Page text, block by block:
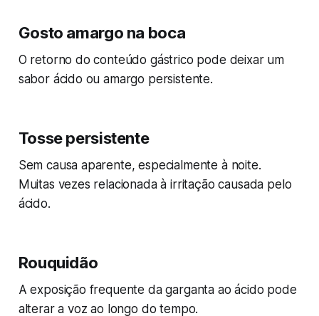
Gosto amargo na boca
O retorno do conteúdo gástrico pode deixar um
sabor ácido ou amargo persistente.
Tosse persistente
Sem causa aparente, especialmente à noite.
Muitas vezes relacionada à irritação causada pelo
ácido.
Rouquidão
A exposição frequente da garganta ao ácido pode
alterar a voz ao longo do tempo.